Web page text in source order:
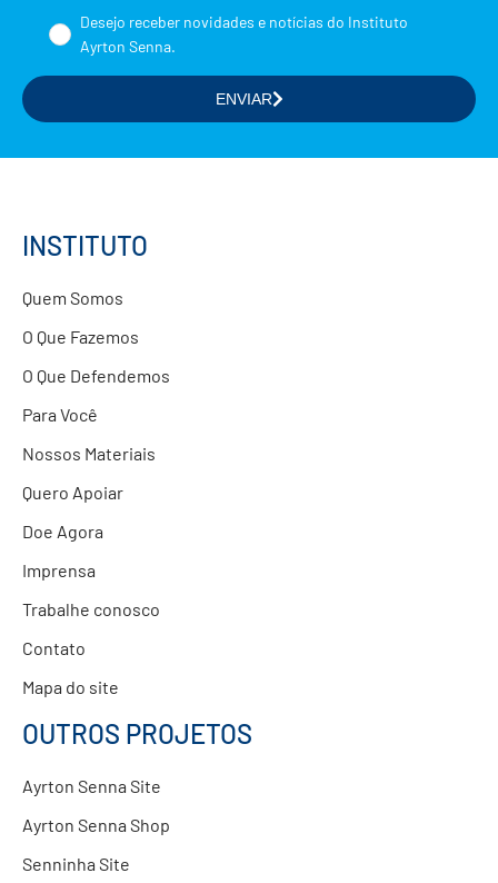
Nome
Formação de Educadores
Parcerias com Empresas
Desejo receber novidades e notícias do Instituto
Ayrton Senna.
ENVIAR
INSTITUTO
Quem Somos
O Que Fazemos
O Que Defendemos
Para Você
Nossos Materiais
Quero Apoiar
Doe Agora
Imprensa
Trabalhe conosco
Contato
Mapa do site
OUTROS PROJETOS
Ayrton Senna Site
Ayrton Senna Shop
Senninha Site